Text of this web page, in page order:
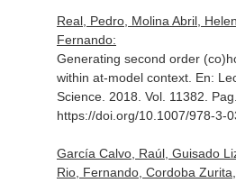
Real, Pedro, Molina Abril,
Fernando:
Generating second order
within at-model context. En:
Science. 2018. Vol. 11382.
https://doi.org/10.1007/978-3-
García Calvo, Raúl, Guisado
Rio, Fernando, Cordoba